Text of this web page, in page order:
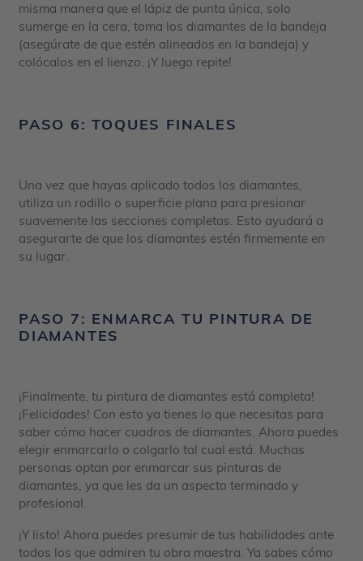
misma manera que el lápiz de punta única, solo
sumerge en la cera, toma los diamantes de la bandeja
(asegúrate de que estén alineados en la bandeja) y
colócalos en el lienzo. ¡Y luego repite!
PASO 6: TOQUES FINALES
Una vez que hayas aplicado todos los diamantes,
utiliza un rodillo o superficie plana para presionar
suavemente las secciones completas. Esto ayudará a
asegurarte de que los diamantes estén firmemente en
su lugar.
PASO 7: ENMARCA TU PINTURA DE
DIAMANTES
¡Finalmente, tu pintura de diamantes está completa!
¡Felicidades! Con esto ya tienes lo que necesitas para
saber cómo hacer cuadros de diamantes. Ahora puedes
elegir enmarcarlo o colgarlo tal cual está. Muchas
personas optan por enmarcar sus pinturas de
diamantes, ya que les da un aspecto terminado y
profesional.
¡Y listo! Ahora puedes presumir de tus habilidades ante
todos los que admiren tu obra maestra. Ya sabes cómo